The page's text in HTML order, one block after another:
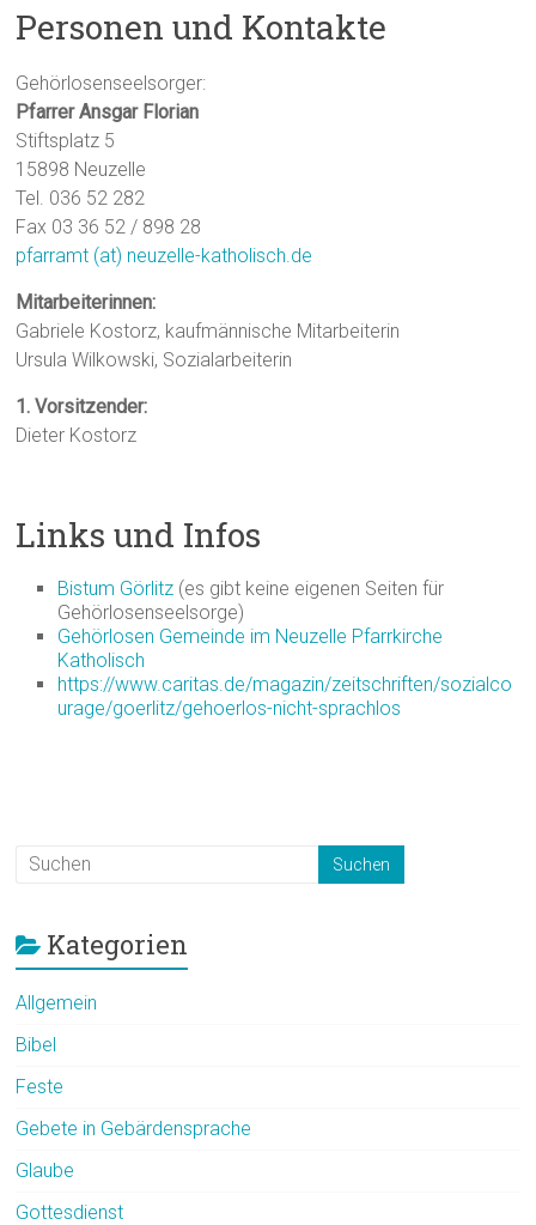
Personen und Kontakte
Gehörlosenseelsorger:
Pfarrer Ansgar Florian
Stiftsplatz 5
15898 Neuzelle
Tel. 036 52 282
Fax 03 36 52 / 898 28
pfarramt (at) neuzelle-katholisch.de
Mitarbeiterinnen:
Gabriele Kostorz, kaufmännische Mitarbeiterin
Ursula Wilkowski, Sozialarbeiterin
1. Vorsitzender:
Dieter Kostorz
Links und Infos
Bistum Görlitz (es gibt keine eigenen Seiten für
Gehörlosenseelsorge)
Gehörlosen Gemeinde im Neuzelle Pfarrkirche
Katholisch
https://www.caritas.de/magazin/zeitschriften/sozialco
urage/goerlitz/gehoerlos-nicht-sprachlos
Kategorien
Allgemein
Bibel
Feste
Gebete in Gebärdensprache
Glaube
Gottesdienst